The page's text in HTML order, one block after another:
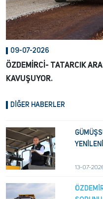
07-07-2026
ÇİVRİL'DE GELENEKSEL
EDİYOR
DIĞER HABERLER
13-07-